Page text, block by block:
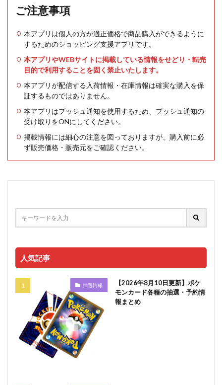
ご注意事項
本アプリは個人の方が適正価格で商品購入ができるように
するためのショッピング支援アプリです。
本アプリやWEBサイトに掲載している情報をせどり・転売
目的で利用することを固く禁止いたします。
本アプリが配信する入荷情報・在庫情報は確実な購入を保
証するものではありません。
本アプリはプッシュ通知を使用するため、プッシュ通知の
受け取りをONにしてください。
掲載情報には細心の注意を図っておりますが、購入前に必
ず販売価格・販売元をご確認ください。
人気記事
抽選情報
【2026年8月10日更新】ポケ
モンカード各種の抽選・予約情
報まとめ